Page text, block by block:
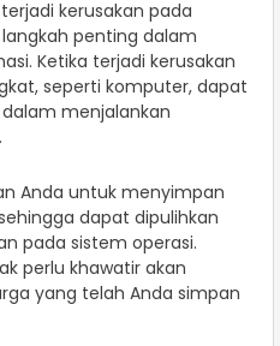
kerusakan pada
penting dalam
Ketika terjadi kerusakan
seperti komputer, dapat
menjalankan
Anda untuk menyimpan
dapat dipulihkan
pada sistem operasi.
perlu khawatir akan
yang telah Anda simpan